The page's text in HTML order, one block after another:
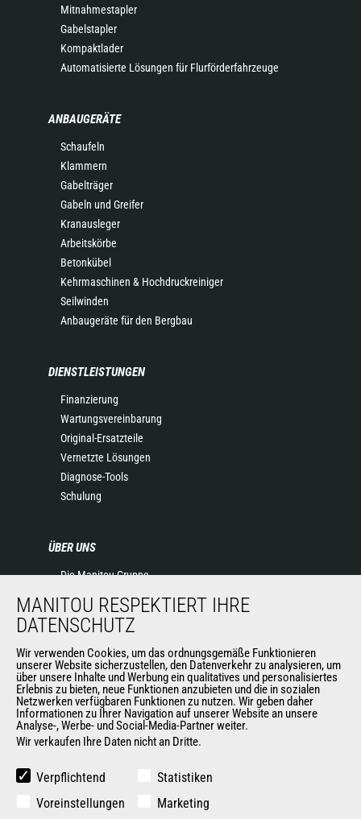
Mitnahmestapler
Gabelstapler
Kompaktlader
Automatisierte Lösungen für Flurförderfahrzeuge
ANBAUGERÄTE
Schaufeln
Klammern
Gabelträger
Gabeln und Greifer
Kranausleger
Arbeitskörbe
Betonkübel
Kehrmaschinen & Hochdruckreiniger
Seilwinden
Anbaugeräte für den Bergbau
DIENSTLEISTUNGEN
Finanzierung
Wartungsvereinbarung
Original-Ersatzteile
Vernetzte Lösungen
Diagnose-Tools
Schulung
ÜBER UNS
Die Manitou-Gruppe
Impressum
Datenschutz
Veranstaltungen
Neuigkeiten
Geschichte
Allgemeine Verkaufs- und Lieferbedingungen
Karriere
MANITOU RESPEKTIERT IHRE
DATENSCHUTZ
Wir verwenden Cookies, um das ordnungsgemäße Funktionieren
unserer Website sicherzustellen, den Datenverkehr zu analysieren, um
über unsere Inhalte und Werbung ein qualitatives und personalisiertes
Erlebnis zu bieten, neue Funktionen anzubieten und die in sozialen
Netzwerken verfügbaren Funktionen zu nutzen. Wir geben daher
Informationen zu Ihrer Navigation auf unserer Website an unsere
Analyse-, Werbe- und Social-Media-Partner weiter.
Wir verkaufen Ihre Daten nicht an Dritte.
Verpflichtend
Statistiken
Voreinstellungen
Marketing